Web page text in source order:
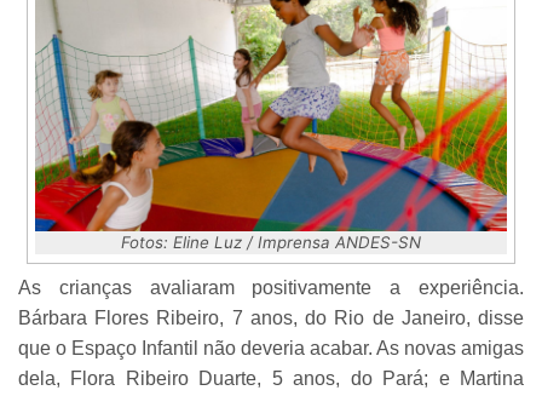
Fotos: Eline Luz / Imprensa ANDES-SN
As crianças avaliaram positivamente a experiência.
Bárbara Flores Ribeiro, 7 anos, do Rio de Janeiro, disse
que o Espaço Infantil não deveria acabar. As novas amigas
dela, Flora Ribeiro Duarte, 5 anos, do Pará; e Martina